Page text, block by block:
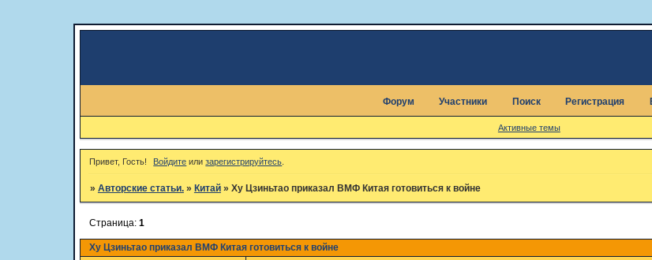
Форум Участники Поиск Регистрация
Активные темы
Привет, Гость! Войдите илизарегистрируйтесь
» Авторские статьи. » Китай » Ху Цзиньтао приказал ВМФ Китая готовиться к войне
Ху Цзиньтао приказал ВМФ Китая готовиться к войне
Страница: 1